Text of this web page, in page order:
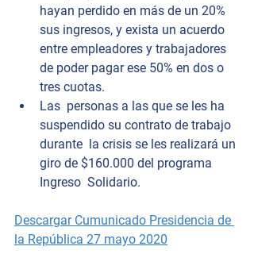
hayan perdido en más de un 20%
sus ingresos, y exista un acuerdo
entre empleadores y trabajadores
de poder pagar ese 50% en dos o
tres cuotas.
Las  personas a las que se les ha
suspendido su contrato de trabajo
durante  la crisis se les realizará un
giro de $160.000 del programa
Ingreso  Solidario.
Descargar Cumunicado Presidencia de
la República 27 mayo 2020